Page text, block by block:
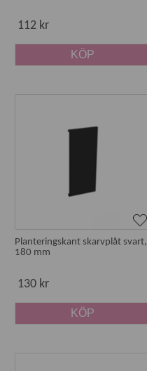
112 kr
KÖP
Planteringskant skarvplåt svart,
180 mm
130 kr
KÖP